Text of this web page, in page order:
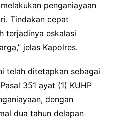
penganiayaan
Tindakan cepat
terjadinya eskalasi
jelas Kapolres.
telah ditetapkan sebagai
351 ayat (1) KUHP
dengan
dua tahun delapan